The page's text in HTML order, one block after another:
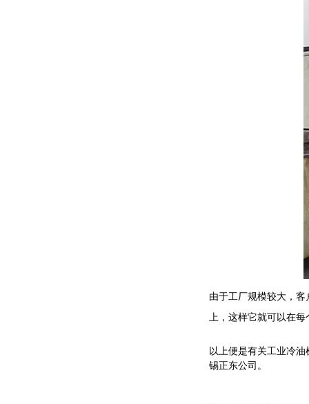
由于工厂规模较大，
上，这样它就可以在
以上便是有关工业冷
锡正东公司。